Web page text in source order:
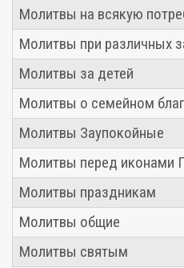
Молитвы на всякую
Молитвы при различных
Молитвы за детей
Молитвы о семейном
Молитвы Заупокойные
Молитвы перед иконами
Молитвы праздникам
Молитвы общие
Молитвы святым